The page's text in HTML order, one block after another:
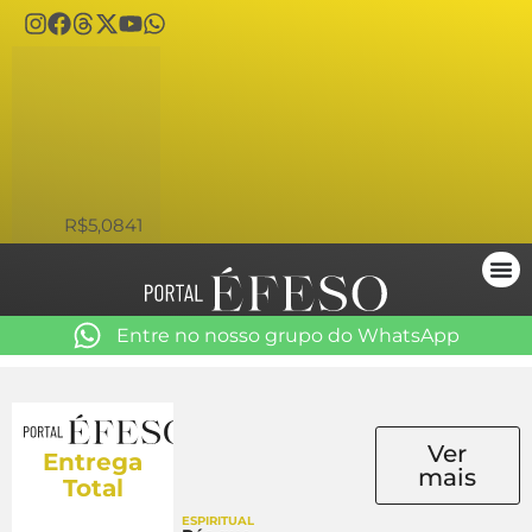
R$5,0841
Entre no nosso grupo do WhatsApp
Entrega
Total
ESPIRITUALIDADE
Ver
mais